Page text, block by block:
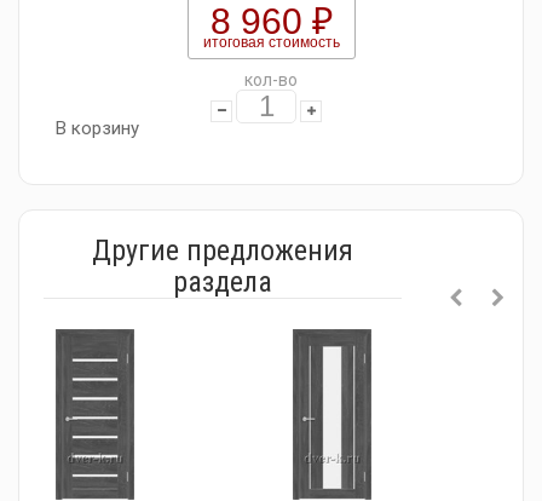
8 960 ₽
итоговая стоимость
кол-во
В корзину
Другие предложения
раздела